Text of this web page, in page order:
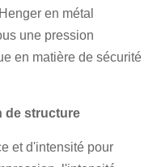
en métal
une pression
en matière de sécurité
de structure
et d'intensité pour